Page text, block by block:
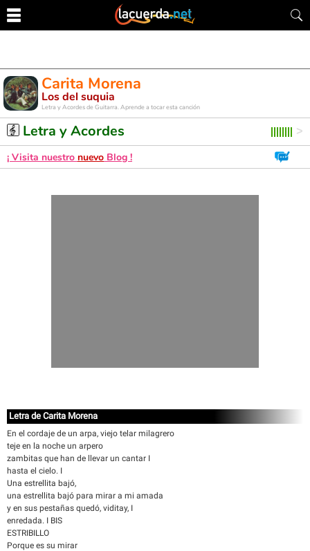
Carita Morena
Los del suquia
Letra y Acordes de Guitarra. Aprende a tocar esta canción
Letra y Acordes
¡ Visita nuestro nuevo Blog !
Letra de Carita Morena
En el cordaje de un arpa, viejo telar milagrero
teje en la noche un arpero
zambitas que han de llevar un cantar I
hasta el cielo. I
Una estrellita bajó,
una estrellita bajó para mirar a mi amada
y en sus pestañas quedó, viditay, I
enredada. I BIS
ESTRIBILLO
Porque es su mirar